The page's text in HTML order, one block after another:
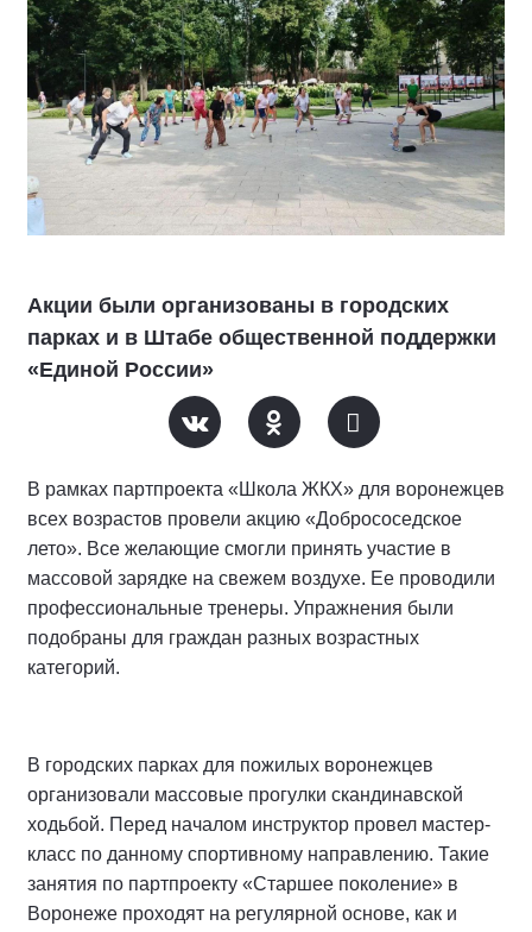
Акции были организованы в городских
парках и в Штабе общественной поддержки
«Единой России»
В рамках партпроекта «Школа ЖКХ» для воронежцев
всех возрастов провели акцию «Добрососедское
лето». Все желающие смогли принять участие в
массовой зарядке на свежем воздухе. Ее проводили
профессиональные тренеры. Упражнения были
подобраны для граждан разных возрастных
категорий.
В городских парках для пожилых воронежцев
организовали массовые прогулки скандинавской
ходьбой. Перед началом инструктор провел мастер-
класс по данному спортивному направлению. Такие
занятия по партпроекту «Старшее поколение» в
Воронеже проходят на регулярной основе, как и